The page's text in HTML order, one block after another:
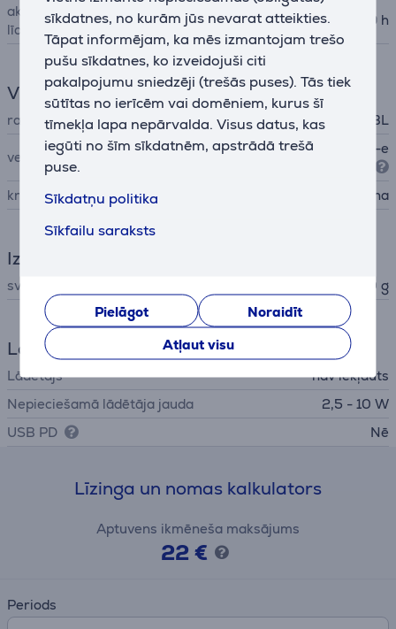
sīkdatnes, no kurām jūs nevarat atteikties.
Tāpat informējam, ka mēs izmantojam trešo
pušu sīkdatnes, ko izveidojuši citi
pakalpojumu sniedzēji (trešās puses). Tās tiek
sūtītas no ierīcēm vai domēniem, kurus šī
tīmekļa lapa nepārvalda. Visus datus, kas
iegūti no šīm sīkdatnēm, apstrādā trešā
puse.
Sīkdatņu politika
Sīkfailu saraksts
Pielāgot
Noraidīt
Atļaut visu
akumulatora darbības ilgums
līdz
39 h
Vispārējais parametrs
ražotājs JBL
veids
Pilna izmēra austiņas (over-e
krāsa
melna
Izmēri
svars 420 g
Lādētājs
Lādētājs
nav iekļauts
Nepieciešamā lādētāja jauda
2,5 - 10 W
USB PD
Nē
Līzinga un nomas kalkulators
Aptuvens ikmēneša maksājums
22 €
Periods